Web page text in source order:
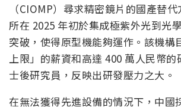
（CIOMP）尋求精密鏡片的國產替
所在 2025 年初於集成極紫外光到光
突破，使得原型機能夠運作。該機構
上限」的薪資和高達 400 萬人民幣
士後研究員，反映出研發壓力之大。
在無法獲得先進設備的情況下，中國